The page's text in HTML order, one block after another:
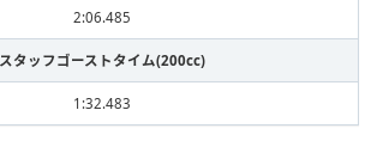
2:06.485
スタッフゴーストタイム(200cc)
1:32.483